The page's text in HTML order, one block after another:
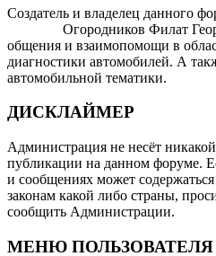
Создатель и владелец данного
Огородников Филат
общения и взаимопомощи в
диагностики автомобилей. А
автомобильной тематики.
ДИСКЛАЙМЕР
Администрация не несёт никакой
публикации на данном форуме.
и сообщениях может
законам какой либо страны,
сообщить Администрации.
МЕНЮ ПОЛЬЗОВАТЕЛЯ